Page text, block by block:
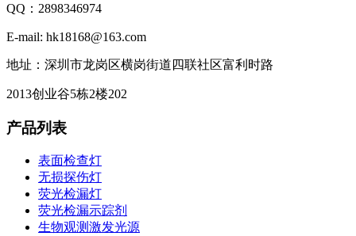
QQ：2898346974
E-mail: hk18168@163.com
地址：深圳市龙岗区横岗街道四联社区富利时路
2013创业谷5栋2楼202
产品列表
表面检查灯
无损探伤灯
荧光检漏灯
荧光检漏示踪剂
生物观测激发光源